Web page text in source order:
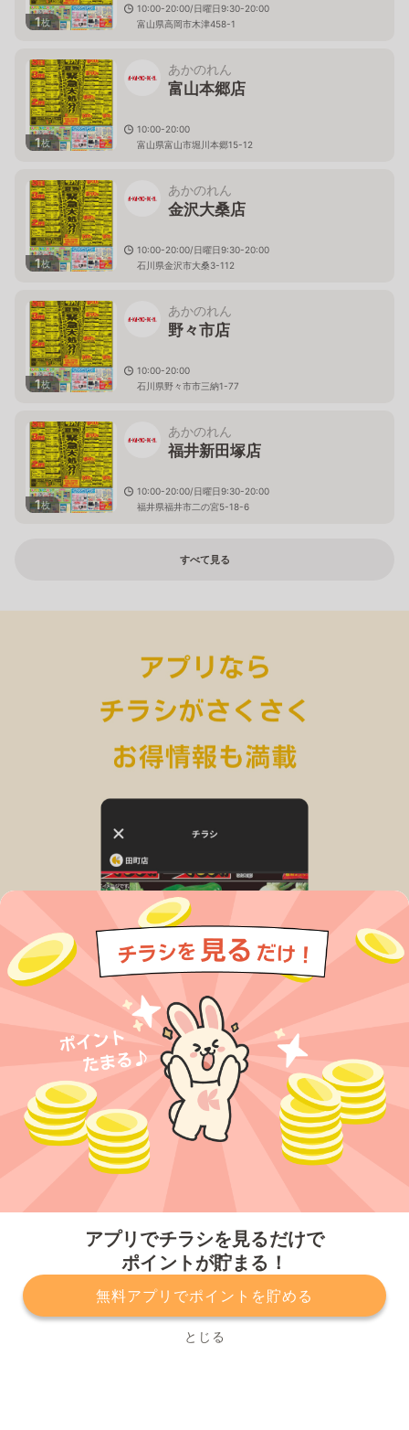
アプリでチラシを見るだけで
ポイントが貯まる！
無料アプリでポイントを貯める
とじる
1枚
10:00-20:00/日曜日9:30-20:00
富山県高岡市木津458-1
1枚
あかのれん
富山本郷店
10:00-20:00
富山県富山市堀川本郷15-12
1枚
あかのれん
金沢大桑店
10:00-20:00/日曜日9:30-20:00
石川県金沢市大桑3-112
1枚
あかのれん
野々市店
10:00-20:00
石川県野々市市三納1-77
1枚
あかのれん
福井新田塚店
10:00-20:00/日曜日9:30-20:00
福井県福井市二の宮5-18-6
すべて見る
プライバシーポリシー 利用規約
運営会社
サービスに関してのお問い合わせ